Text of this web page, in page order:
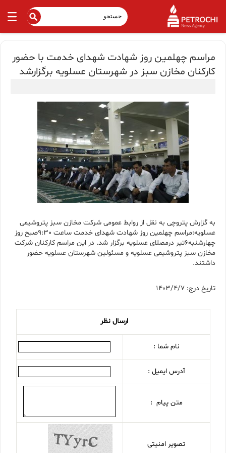
مراسم چهلمین روز شهادت شهدای خدمت با حضور
کارکنان مخازن سبز در شهرستان عسلویه برگزارشد
به گزارش پتروچی به نقل از روابط عمومی شرکت مخازن سبز پتروشیمی
عسلویه:مراسم چهلمین روز شهادت شهدای خدمت ساعت 9:30صبح روز
چهارشنبه6تیر درمصلای عسلویه برگزار شد. در این مراسم کارکنان شرکت
مخازن سبز پتروشیمی عسلویه و مسئولین شهرستان عسلویه حضور
داشتند.
تاریخ درج: 1403/4/7
ارسال نظر
نام شما :
آدرس ایمیل :
متن پیام :
تصویر امنیتی